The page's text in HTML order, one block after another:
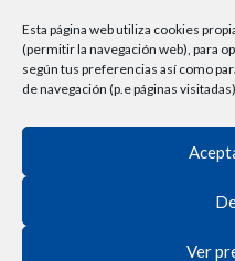
Esta página web utiliza cookies
(permitir la navegación web), para
según tus preferencias así como
de navegación (p.e páginas visitadas)
Ver
Derecho de Desisitimiento
Política de Privacidad